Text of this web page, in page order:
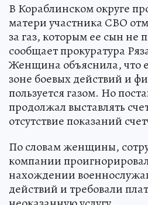
В Кораблинском округе
матери участника СВО
за газ, которым ее сын не
сообщает прокуратура
Женщина объяснила, что
зоне боевых действий и
пользуется газом. Но
продолжал выставлять
отсутствие показаний
По словам женщины,
компании
нахождении
действий и требовали